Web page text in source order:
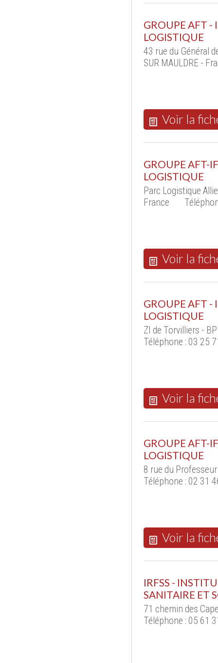
GROUPE AFT
LOGISTIQUE
43 rue du Général
SUR MAULDRE -
Voir la
GROUPE AFT-
LOGISTIQUE
Parc Logistique
France
Voir la
GROUPE AFT
LOGISTIQUE
ZI de Torvilliers -
Téléphone : 03 25
Voir la
GROUPE AFT-
LOGISTIQUE
8 rue du
Téléphone : 02 31
Voir la
IRFSS -
SANITAIRE ET
71 chemin des
Téléphone : 05 61